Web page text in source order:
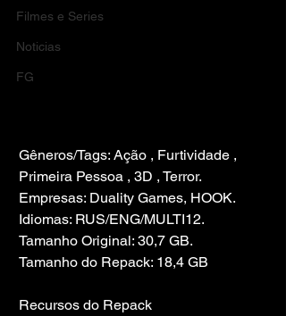
Filmes e Series
Noticias
FG
Gêneros/Tags: Ação , Furtividade ,
Primeira Pessoa , 3D , Terror.
Empresas: Duality Games, HOOK.
Idiomas: RUS/ENG/MULTI12.
Tamanho Original: 30,7 GB.
Tamanho do Repack: 18,4 GB
Recursos do Repack